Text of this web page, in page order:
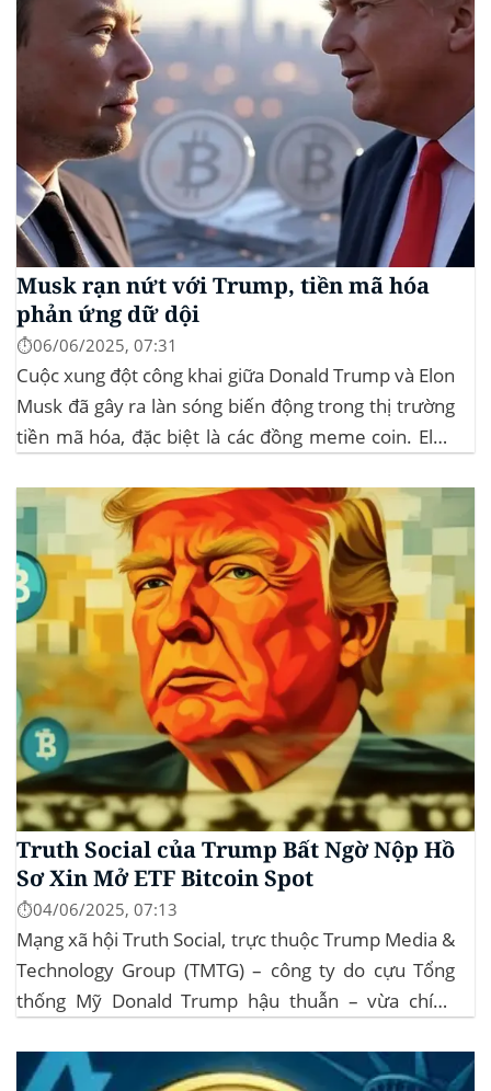
Musk rạn nứt với Trump, tiền mã hóa
phản ứng dữ dội
⏱️06/06/2025, 07:31
Cuộc xung đột công khai giữa Donald Trump và Elon
Musk đã gây ra làn sóng biến động trong thị trường
tiền mã hóa, đặc biệt là các đồng meme coin. Elon
Government Efficiency) và chỉ trích dự luật “Big
Beautiful Bill” của Trump,...
Truth Social của Trump Bất Ngờ Nộp Hồ
Sơ Xin Mở ETF Bitcoin Spot
⏱️04/06/2025, 07:13
Mạng xã hội Truth Social, trực thuộc Trump Media &
Technology Group (TMTG) – công ty do cựu Tổng
thống Mỹ Donald Trump hậu thuẫn – vừa chính
dịch Mỹ (SEC) để xin phê duyệt quỹ ETF Bitcoin...